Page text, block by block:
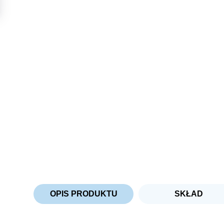
OPIS PRODUKTU SKŁAD